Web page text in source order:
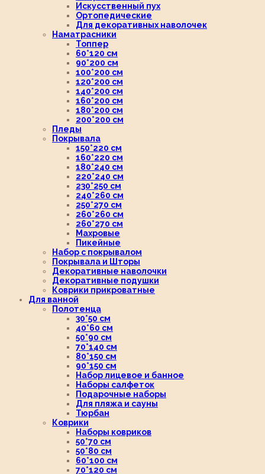
Искусственный пух
Ортопедические
Для декоративных наволочек
Наматрасники
Топпер
60*120 см
90*200 см
100*200 см
120*200 см
140*200 см
160*200 см
180*200 см
200*200 см
Пледы
Покрывала
150*220 см
160*220 см
180*240 см
220*240 см
230*250 см
240*260 см
250*270 см
260*260 см
260*270 см
Махровые
Пикейные
Набор с покрывалом
Покрывала и Шторы
Декоративные наволочки
Декоративные подушки
Коврики прикроватные
Для ванной
Полотенца
30*50 см
40*60 см
50*90 см
70*140 см
80*150 см
90*150 см
Набор лицевое и банное
Наборы салфеток
Подарочные наборы
Для пляжа и сауны
Тюрбан
Коврики
Наборы ковриков
50*70 см
50*80 см
60*100 см
70*120 см